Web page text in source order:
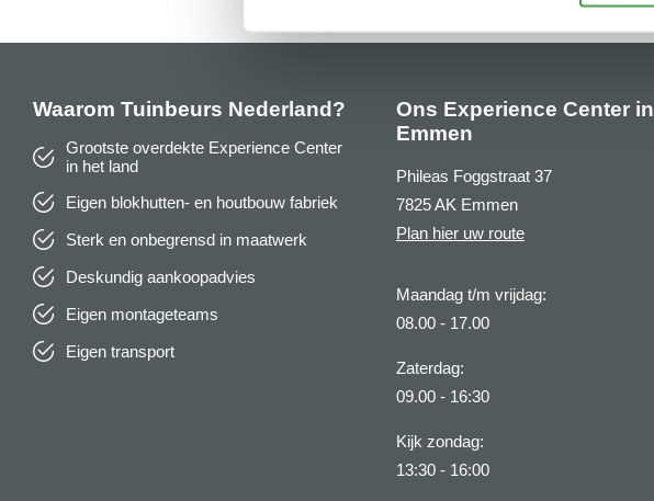
Waarom Tuinbeurs Nederland?
Grootste overdekte Experience Center
in het land
Eigen blokhutten- en houtbouw fabriek
Sterk en onbegrensd in maatwerk
Deskundig aankoopadvies
Eigen montageteams
Eigen transport
Ons Experience Center in
Emmen
Phileas Foggstraat 37
7825 AK Emmen
Plan hier uw route
Maandag t/m vrijdag:
08.00 - 17.00
Zaterdag:
09.00 - 16:30
Kijk zondag:
13:30 - 16:00